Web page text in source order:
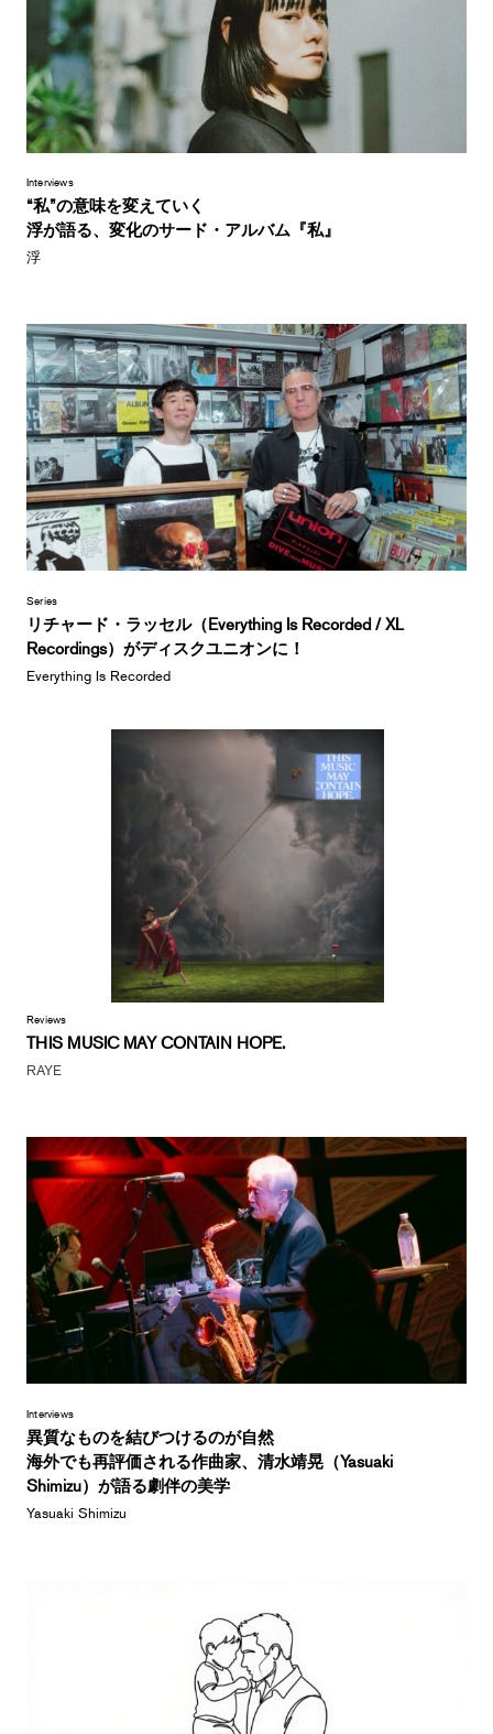
Interviews
“私”の意味を変えていく
浮が語る、変化のサード・アルバム『私』
浮
Series
リチャード・ラッセル（Everything Is Recorded / XL
Recordings）がディスクユニオンに！
Everything Is Recorded
Reviews
THIS MUSIC MAY CONTAIN HOPE.
RAYE
Interviews
異質なものを結びつけるのが自然
海外でも再評価される作曲家、清水靖晃（Yasuaki
Shimizu）が語る劇伴の美学
Yasuaki Shimizu